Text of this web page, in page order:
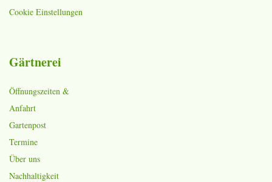
Cookie Einstellungen
Gärtnerei
Öffnungszeiten &
Anfahrt
Gartenpost
Termine
Über uns
Nachhaltigkeit